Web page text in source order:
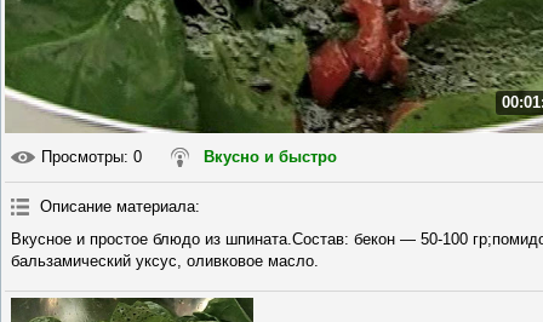
Просмотры: 0 Вкусно и быстро
Описание материала:
Вкусное и простое блюдо из шпината.Состав: бекон — 50-100
бальзамический уксус, оливковое масло.